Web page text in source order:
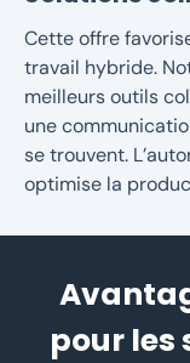
Cette offre
travail hybride.
meilleurs outils
une
se trouvent.
optimise la
pour les